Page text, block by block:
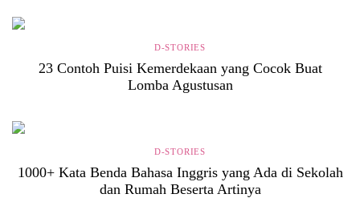
D-STORIES
23 Contoh Puisi Kemerdekaan yang Cocok Buat
Lomba Agustusan
D-STORIES
1000+ Kata Benda Bahasa Inggris yang Ada di Sekolah
dan Rumah Beserta Artinya